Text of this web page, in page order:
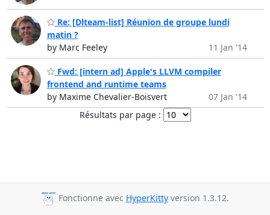
Re: [Dlteam-list] Réunion de groupe lundi
matin ?
by Marc Feeley
11 Jan '14
Fwd: [intern ad] Apple's LLVM compiler
frontend and runtime teams
by Maxime Chevalier-Boisvert
07 Jan '14
Résultats par page :
Fonctionne avec HyperKitty version 1.3.12.